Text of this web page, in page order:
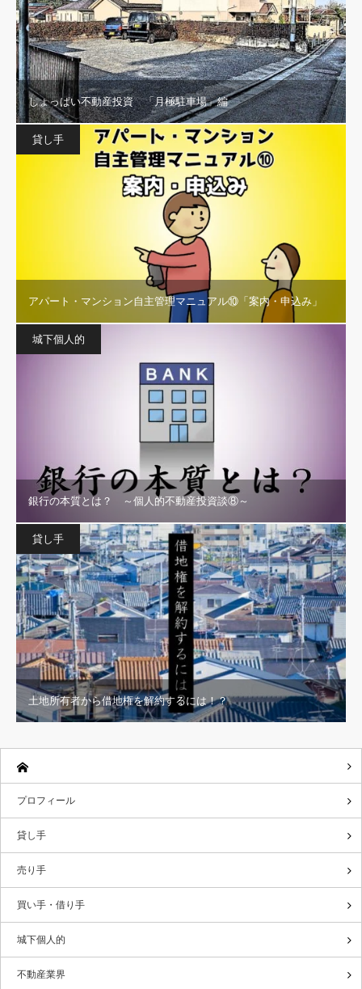
しょっぱい不動産投資 「月極駐車場」編
貸し手
アパート・マンション自主管理マニュアル⑩「案内・申込み」
城下個人的
銀行の本質とは？ ～個人的不動産投資談⑧～
貸し手
土地所有者から借地権を解約するには！？
プロフィール
貸し手
売り手
買い手・借り手
城下個人的
不動産業界